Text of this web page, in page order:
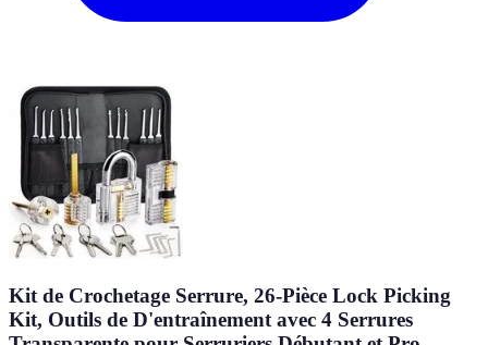
Kit de Crochetage Serrure, 26-Pièce Lock Picking
Kit, Outils de D'entraînement avec 4 Serrures